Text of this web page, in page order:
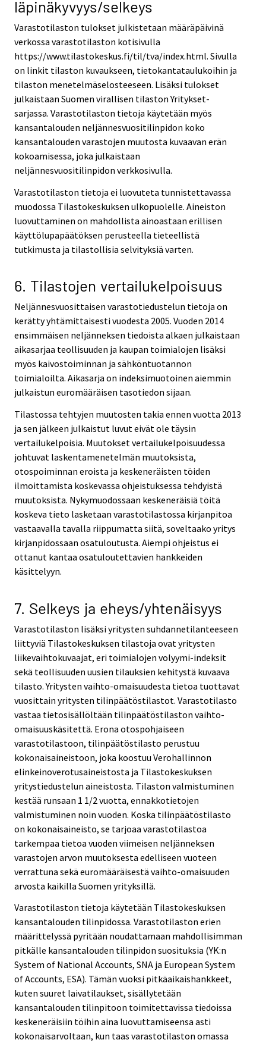
läpinäkyvyys/selkeys
Varastotilaston tulokset julkistetaan määräpäivinä
verkossa varastotilaston kotisivulla
https://www.tilastokeskus.fi/til/tva/index.html. Sivulla
on linkit tilaston kuvaukseen, tietokantataulukoihin ja
tilaston menetelmäselosteeseen. Lisäksi tulokset
julkaistaan Suomen virallisen tilaston Yritykset-
sarjassa. Varastotilaston tietoja käytetään myös
kansantalouden neljännesvuositilinpidon koko
kansantalouden varastojen muutosta kuvaavan erän
kokoamisessa, joka julkaistaan
neljännesvuositilinpidon verkkosivulla.
Varastotilaston tietoja ei luovuteta tunnistettavassa
muodossa Tilastokeskuksen ulkopuolelle. Aineiston
luovuttaminen on mahdollista ainoastaan erillisen
käyttölupapäätöksen perusteella tieteellistä
tutkimusta ja tilastollisia selvityksiä varten.
6. Tilastojen vertailukelpoisuus
Neljännesvuosittaisen varastotiedustelun tietoja on
kerätty yhtämittaisesti vuodesta 2005. Vuoden 2014
ensimmäisen neljänneksen tiedoista alkaen julkaistaan
aikasarjaa teollisuuden ja kaupan toimialojen lisäksi
myös kaivostoiminnan ja sähköntuotannon
toimialoilta. Aikasarja on indeksimuotoinen aiemmin
julkaistun euromääräisen tasotiedon sijaan.
Tilastossa tehtyjen muutosten takia ennen vuotta 2013
ja sen jälkeen julkaistut luvut eivät ole täysin
vertailukelpoisia. Muutokset vertailukelpoisuudessa
johtuvat laskentamenetelmän muutoksista,
otospoiminnan eroista ja keskeneräisten töiden
ilmoittamista koskevassa ohjeistuksessa tehdyistä
muutoksista. Nykymuodossaan keskeneräisiä töitä
koskeva tieto lasketaan varastotilastossa kirjanpitoa
vastaavalla tavalla riippumatta siitä, soveltaako yritys
kirjanpidossaan osatuloutusta. Aiempi ohjeistus ei
ottanut kantaa osatuloutettavien hankkeiden
käsittelyyn.
7. Selkeys ja eheys/yhtenäisyys
Varastotilaston lisäksi yritysten suhdannetilanteeseen
liittyviä Tilastokeskuksen tilastoja ovat yritysten
liikevaihtokuvaajat, eri toimialojen volyymi-indeksit
sekä teollisuuden uusien tilauksien kehitystä kuvaava
tilasto. Yritysten vaihto-omaisuudesta tietoa tuottavat
vuosittain yritysten tilinpäätöstilastot. Varastotilasto
vastaa tietosisällöltään tilinpäätöstilaston vaihto-
omaisuuskäsitettä. Erona otospohjaiseen
varastotilastoon, tilinpäätöstilasto perustuu
kokonaisaineistoon, joka koostuu Verohallinnon
elinkeinoverotusaineistosta ja Tilastokeskuksen
yritystiedustelun aineistosta. Tilaston valmistuminen
kestää runsaan 1 1/2 vuotta, ennakkotietojen
valmistuminen noin vuoden. Koska tilinpäätöstilasto
on kokonaisaineisto, se tarjoaa varastotilastoa
tarkempaa tietoa vuoden viimeisen neljänneksen
varastojen arvon muutoksesta edelliseen vuoteen
verrattuna sekä euromääräisestä vaihto-omaisuuden
arvosta kaikilla Suomen yrityksillä.
Varastotilaston tietoja käytetään Tilastokeskuksen
kansantalouden tilinpidossa. Varastotilaston erien
määrittelyssä pyritään noudattamaan mahdollisimman
pitkälle kansantalouden tilinpidon suosituksia (YK:n
System of National Accounts, SNA ja European System
of Accounts, ESA). Tämän vuoksi pitkäaikaishankkeet,
kuten suuret laivatilaukset, sisällytetään
kansantalouden tilinpitoon toimitettavissa tiedoissa
keskeneräisiin töihin aina luovuttamiseensa asti
kokonaisarvoltaan, kun taas varastotilaston omassa